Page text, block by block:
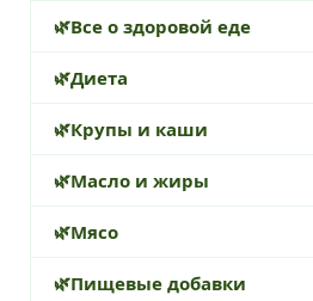
Все о здоровой еде
Диета
Крупы и каши
Масло и жиры
Мясо
Пищевые добавки